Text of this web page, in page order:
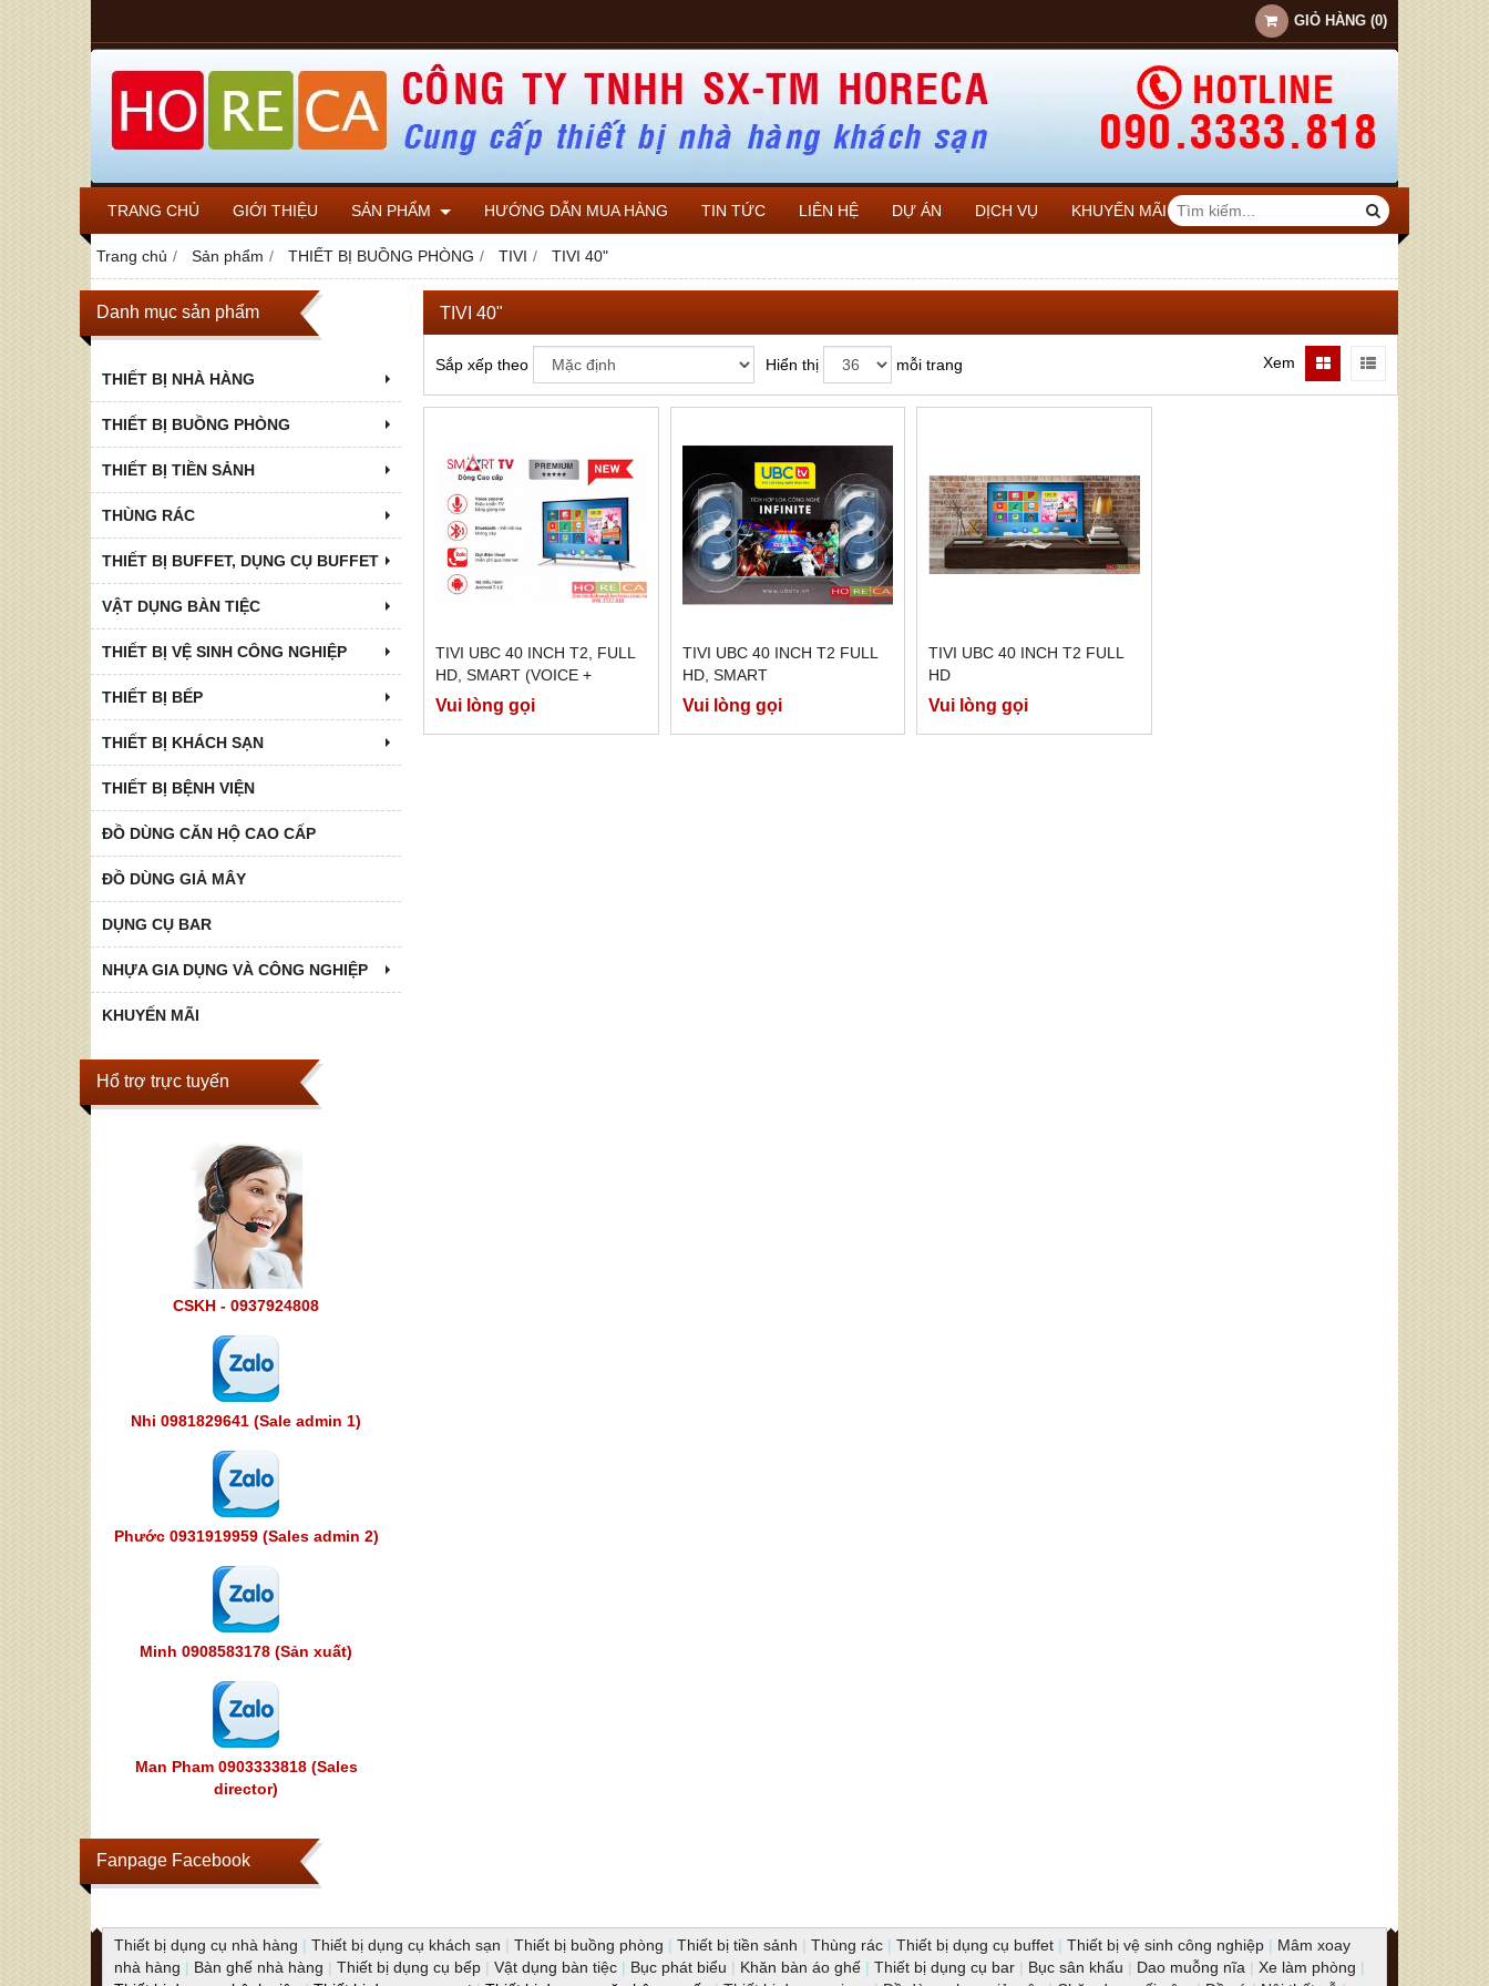
GIỎ HÀNG (0)
TRANG CHỦ GIỚI THIỆU SẢN PHẨM HƯỚNG DẪN MUA HÀNG TIN TỨC LIÊN HỆ DỰ ÁN DỊCH VỤ KHUYẾN MÃI
Trang chủ Sản phẩm THIẾT BỊ BUỒNG PHÒNG TIVI TIVI 40"
Danh mục sản phẩm
THIẾT BỊ NHÀ HÀNG
THIẾT BỊ BUỒNG PHÒNG
THIẾT BỊ TIỀN SẢNH
THÙNG RÁC
THIẾT BỊ BUFFET, DỤNG CỤ BUFFET
VẬT DỤNG BÀN TIỆC
THIẾT BỊ VỆ SINH CÔNG NGHIỆP
THIẾT BỊ BẾP
THIẾT BỊ KHÁCH SẠN
THIẾT BỊ BỆNH VIỆN
ĐỒ DÙNG CĂN HỘ CAO CẤP
ĐỒ DÙNG GIẢ MÂY
DỤNG CỤ BAR
NHỰA GIA DỤNG VÀ CÔNG NGHIỆP
KHUYẾN MÃI
Hổ trợ trực tuyến
CSKH - 0937924808
Nhi 0981829641 (Sale admin 1)
Phước 0931919959 (Sales admin 2)
Minh 0908583178 (Sản xuất)
Man Pham 0903333818 (Sales
director)
Fanpage Facebook
TIVI 40"
Sắp xếp theo Hiển thị mỗi trang Xem
TIVI UBC 40 INCH T2, FULL
HD, SMART (VOICE +
BLUETOOTH)
Vui lòng gọi
TIVI UBC 40 INCH T2 FULL
HD, SMART
Vui lòng gọi
TIVI UBC 40 INCH T2 FULL
HD
Vui lòng gọi
Thiết bị dụng cụ nhà hàng | Thiết bị dụng cụ khách sạn | Thiết bị buồng phòng | Thiết bị tiền sảnh | Thùng rác | Thiết bị dụng cụ buffet | Thiết bị vệ sinh công nghiệp | Mâm xoay
nhà hàng | Bàn ghế nhà hàng | Thiết bị dụng cụ bếp | Vật dụng bàn tiệc | Bục phát biểu | Khăn bàn áo ghế | Thiết bị dụng cụ bar | Bục sân khấu | Dao muỗng nĩa | Xe làm phòng |